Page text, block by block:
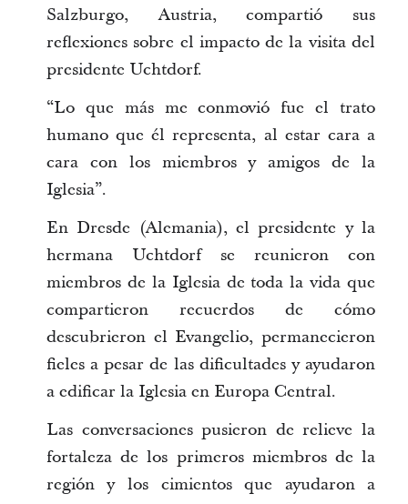
Salzburgo, Austria, compartió sus
reflexiones sobre el impacto de la visita del
presidente Uchtdorf.
“Lo que más me conmovió fue el trato
humano que él representa, al estar cara a
cara con los miembros y amigos de la
Iglesia”.
En Dresde (Alemania), el presidente y la
hermana Uchtdorf se reunieron con
miembros de la Iglesia de toda la vida que
compartieron recuerdos de cómo
descubrieron el Evangelio, permanecieron
fieles a pesar de las dificultades y ayudaron
a edificar la Iglesia en Europa Central.
Las conversaciones pusieron de relieve la
fortaleza de los primeros miembros de la
región y los cimientos que ayudaron a